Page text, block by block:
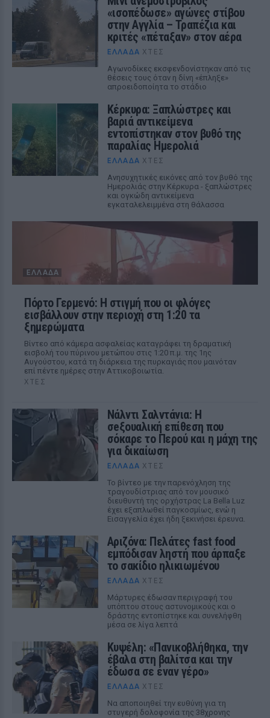
«ισοπέδωσε» αγώνες στίβου
στην Αγγλία – Τραπέζια και
κριτές «πέταξαν» στον αέρα
ΕΛΛΆΔΑ ΧΤΕΣ
Αγωνοδίκες εκσφενδονίστηκαν από τις
θέσεις τους όταν η δίνη «έπληξε»
απροειδοποίητα το στάδιο
Κέρκυρα: Ξαπλώστρες και
βαριά αντικείμενα
εντοπίστηκαν στον βυθό της
παραλίας Ημερολιά
ΕΛΛΆΔΑ ΧΤΕΣ
Ανησυχητικές εικόνες από τον βυθό της
Ημερολιάς στην Κέρκυρα - ξαπλώστρες
και ογκώδη αντικείμενα
εγκαταλελειμμένα στη θάλασσα
ΕΛΛΆΔΑ
Πόρτο Γερμενό: Η στιγμή που οι φλόγες
εισβάλλουν στην περιοχή στη 1:20 τα
ξημερώματα
Βίντεο από κάμερα ασφαλείας καταγράφει τη δραματική
εισβολή του πύρινου μετώπου στις 1:20 π.μ. της 1ης
Αυγούστου, κατά τη διάρκεια της πυρκαγιάς που μαινόταν
επί πέντε ημέρες στην Αττικοβοιωτία.
ΧΤΕΣ
Νάλντι Σαλντάνια: Η
σeξουαλική επίθεση που
σόκαρε το Περού και η μάχη της
για δικαίωση
ΕΛΛΆΔΑ ΧΤΕΣ
Το βίντεο με την παρενόχληση της
τραγουδίστριας από τον μουσικό
διευθυντή της ορχήστρας La Bella Luz
έχει εξαπλωθεί παγκοσμίως, ενώ η
Εισαγγελία έχει ήδη ξεκινήσει έρευνα.
Αριζόνα: Πελάτες fast food
εμπόδισαν ληστή που άρπαξε
το σακίδιο ηλικιωμένου
ΕΛΛΆΔΑ ΧΤΕΣ
Μάρτυρες έδωσαν περιγραφή του
υπόπτου στους αστυνομικούς και ο
δράστης εντοπίστηκε και συνελήφθη
μέσα σε λίγα λεπτά
Κυψέλη: «Πανικοβλήθηκα, την
έβαλα στη βαλίτσα και την
έδωσα σε έναν γέρο»
ΕΛΛΆΔΑ ΧΤΕΣ
Να αποποιηθεί την ευθύνη για τη
στυγερή δολοφονία της 38χρονης